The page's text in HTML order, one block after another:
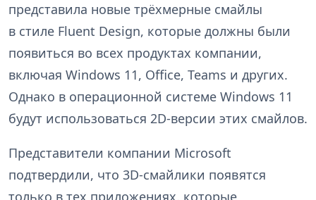
представила новые трёхмерные смайлы
в стиле Fluent Design, которые должны были
появиться во всех продуктах компании,
включая Windows 11, Office, Teams и других.
Однако в операционной системе Windows 11
будут использоваться 2D-версии этих смайлов.
Представители компании Microsoft
подтвердили, что 3D-смайлики появятся